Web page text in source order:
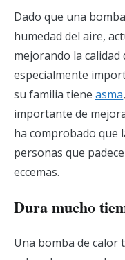
Dado que una
humedad del aire,
mejorando la calidad
especialmente
su familia tiene asma
importante de
ha comprobado que
personas que
eccemas.
Dura mucho
Una bomba de calor